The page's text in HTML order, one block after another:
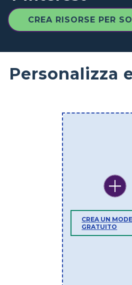
CREA RISORSE PER
Personalizza
CREA UN
GRATUITO